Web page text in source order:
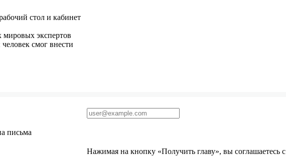
стол и кабинет
мировых экспертов
смог внести
письма
Нажимая на кнопку «Получить главу», вы соглашаетесь с